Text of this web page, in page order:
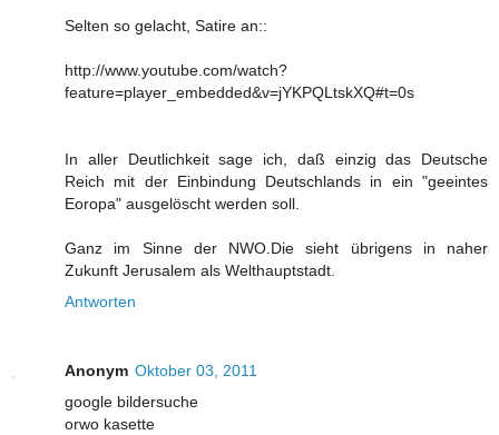
Selten so gelacht, Satire an::
http://www.youtube.com/watch?
feature=player_embedded&v=jYKPQLtskXQ#t=0s
In aller Deutlichkeit sage ich, daß einzig das Deutsche
Reich mit der Einbindung Deutschlands in ein "geeintes
Eoropa" ausgelöscht werden soll.
Ganz im Sinne der NWO.Die sieht übrigens in naher
Zukunft Jerusalem als Welthauptstadt.
Antworten
Anonym Oktober 03, 2011
google bildersuche
orwo kasette